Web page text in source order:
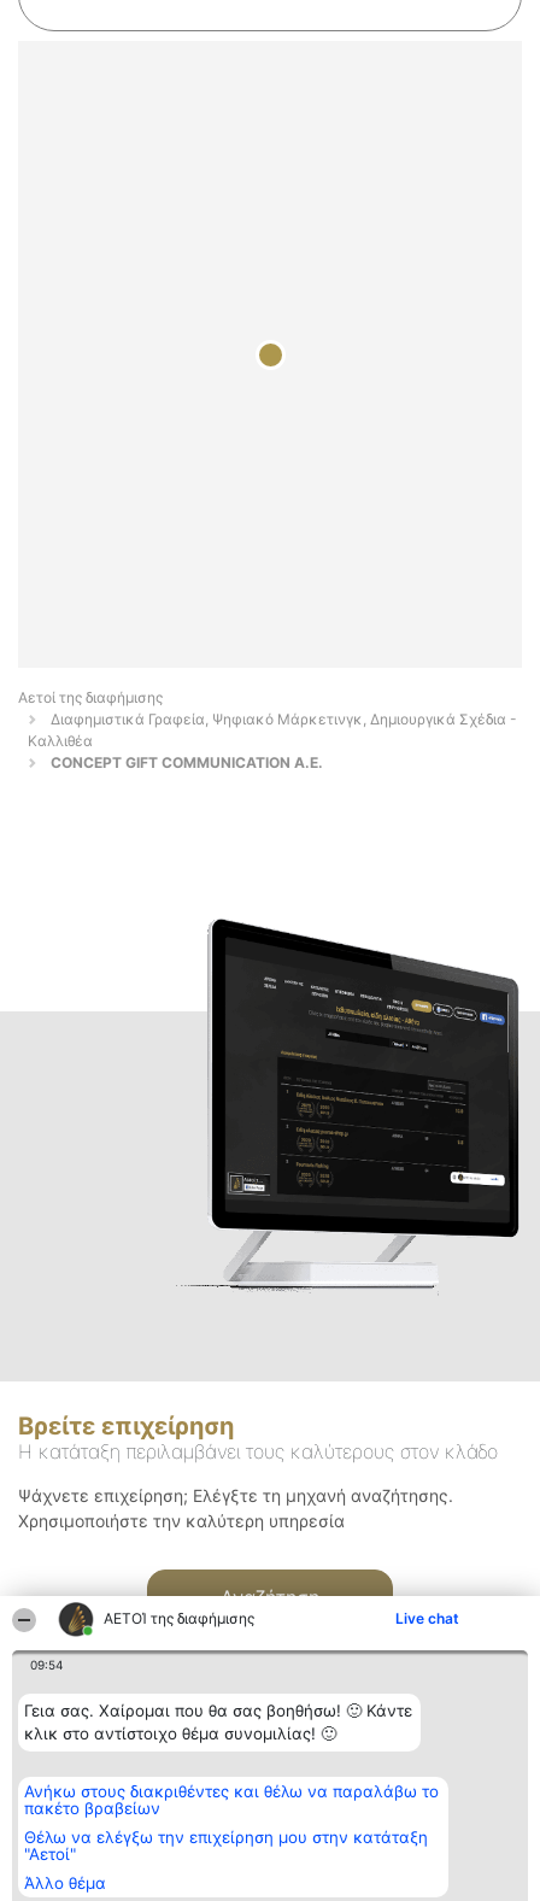
ΑΕΤΟΊ της διαφήμισης Live chat
09:54
Γεια σας. Χαίρομαι που θα σας βοηθήσω! 🙂 Κάντε
κλικ στο αντίστοιχο θέμα συνομιλίας! 🙂
Ανήκω στους διακριθέντες και θέλω να παραλάβω το
πακέτο βραβείων
Θέλω να ελέγξω την επιχείρηση μου στην κατάταξη
"Αετοί"
Άλλο θέμα
Αετοί της διαφήμισης
Διαφημιστικά Γραφεία, Ψηφιακό Μάρκετινγκ, Δημιουργικά Σχέδια -
Καλλιθέα
CONCEPT GIFT COMMUNICATION Α.Ε.
Βρείτε επιχείρηση
Η κατάταξη περιλαμβάνει τους καλύτερους στον κλάδο
Ψάχνετε επιχείρηση; Ελέγξτε τη μηχανή αναζήτησης.
Χρησιμοποιήστε την καλύτερη υπηρεσία
Αναζήτηση
Διοργανωτής της
κατάταξης
BEAUTIFUL COMPANY
ΤΗΛ. ΕΠΙΚΟΙΝΩΝΙΑΣ:
2104128019
email:
Κατάταξη
Διακριθέντες
των
διακριθέντων
Επικοινωνία
Επικοινωνία